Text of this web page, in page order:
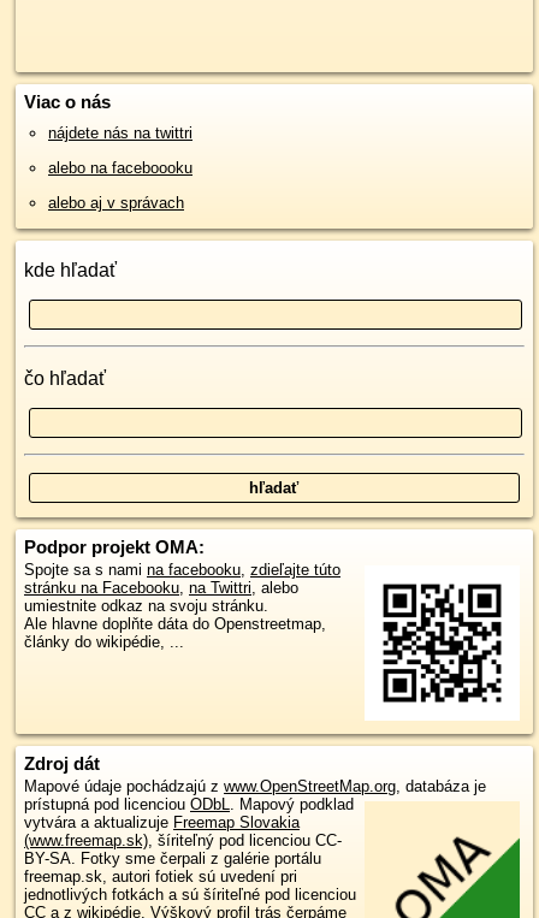
Viac o nás
nájdete nás na twittri
alebo na faceboooku
alebo aj v správach
kde hľadať
čo hľadať
Podpor projekt OMA:
Spojte sa s nami na facebooku, zdieľajte túto
stránku na Facebooku, na Twittri, alebo
umiestnite odkaz na svoju stránku.
Ale hlavne doplňte dáta do Openstreetmap,
články do wikipédie, ...
Zdroj dát
Mapové údaje pochádzajú z www.OpenStreetMap.org, databáza je
prístupná pod licenciou ODbL. Mapový podklad
vytvára a aktualizuje Freemap Slovakia
(www.freemap.sk), šíriteľný pod licenciou CC-
BY-SA. Fotky sme čerpali z galérie portálu
freemap.sk, autori fotiek sú uvedení pri
jednotlivých fotkách a sú šíriteľné pod licenciou
CC a z wikipédie. Výškový profil trás čerpáme